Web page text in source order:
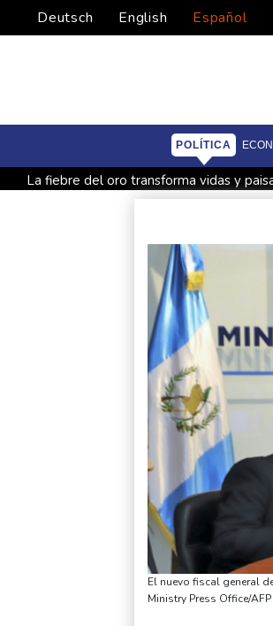
Deutsch English Español
POLÍTICA
La fiebre del oro transforma vidas y
Bulgaria convoca al embajador de
Una niña herida muere y eleva a ocho
El nuevo fiscal general
Ministry Press Office/AFP